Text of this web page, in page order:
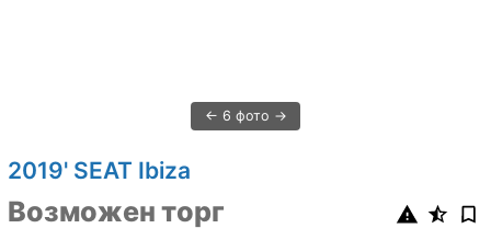
6 фото
2019' SEAT Ibiza
Возможен торг